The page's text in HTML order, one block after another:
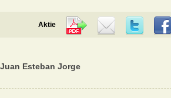
Aktie
Juan Esteban Jorge